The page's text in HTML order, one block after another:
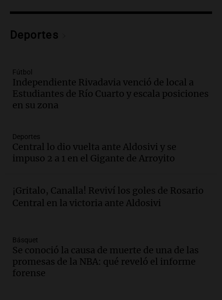
Audio.Nuevo desarrollo urbano y casa
en Villa María
Audio.
la Bulaya abrirá sus puertas mañana con
diversas actividades y sorpresas
Panorama Federal
edificios y proyecta una casa del
estudiante con 48 municipios
involucrados
Audio.1° gol de Rosario Central a
Aldosivi (Zalazar en contra) - relato
Audio. Recomendaciones de vino
bonarda para disfrutar el fin de semana
en Mendoza
Deportes
Fútbol
Independiente Rivadavia venció de local a
Estudiantes de Río Cuarto y escala posiciones
en su zona
Deportes
Central lo dio vuelta ante Aldosivi y se
impuso 2 a 1 en el Gigante de Arroyito
¡Gritalo, Canalla! Reviví los goles de Rosario
Central en la victoria ante Aldosivi
Básquet
Se conoció la causa de muerte de una de las
promesas de la NBA: qué reveló el informe
forense